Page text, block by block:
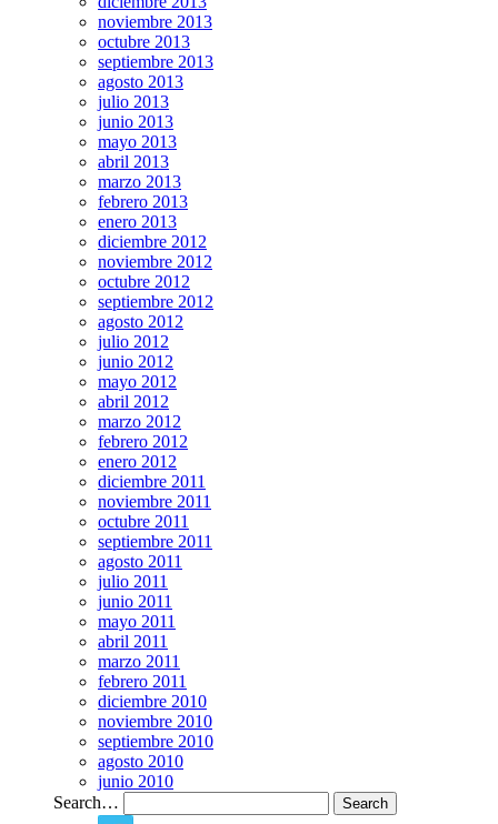
noviembre 2013
octubre 2013
septiembre 2013
agosto 2013
julio 2013
junio 2013
mayo 2013
abril 2013
marzo 2013
febrero 2013
enero 2013
diciembre 2012
noviembre 2012
octubre 2012
septiembre 2012
agosto 2012
julio 2012
junio 2012
mayo 2012
abril 2012
marzo 2012
febrero 2012
enero 2012
diciembre 2011
noviembre 2011
octubre 2011
septiembre 2011
agosto 2011
julio 2011
junio 2011
mayo 2011
abril 2011
marzo 2011
febrero 2011
diciembre 2010
noviembre 2010
septiembre 2010
agosto 2010
junio 2010
Search…